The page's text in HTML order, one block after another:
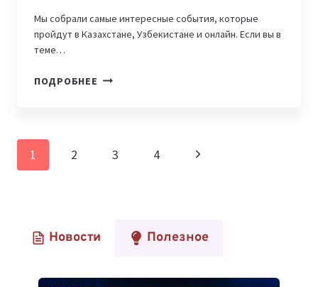
Мы собрали самые интересные события, которые
пройдут в Казахстане, Узбекистане и онлайн. Если вы в
теме…
ПОДРОБНЕЕ IT-
ИЮЛЯ:
КЛАСС
Навигация
по
1 2 3 4
Следующая
Новости Полезное